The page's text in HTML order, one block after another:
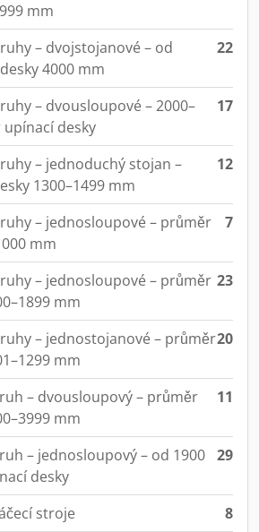
mm
– dvojstojanové – od
4000 mm
22
– dvousloupové – 2000–
desky
17
– jednoduchý stojan –
1300–1499 mm
12
– jednosloupové – průměr
mm
7
– jednosloupové – průměr
mm
23
– jednostojanové – průměr
mm
20
– dvousloupový – průměr
mm
11
– jednosloupový – od 1900
desky
29
stroje
8